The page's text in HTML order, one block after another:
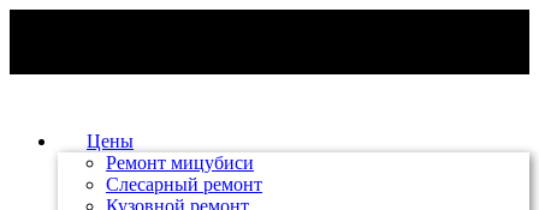
Цены
Ремонт мицубиси
Слесарный ремонт
Кузовной ремонт